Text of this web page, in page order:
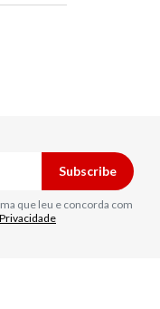
Subscribe
que leu e concorda com